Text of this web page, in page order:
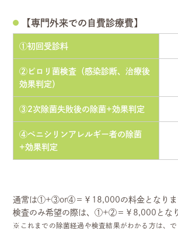
【専門外来での自費診療費】
①初回受診料
②ピロリ菌検査（感染診断、治療後
効果判定）
③2次除菌失敗後の除菌+効果判定
④ペニシリンアレルギー者の除菌
+効果判定
通常は①+③or④＝￥18,000の料金となりま
検査のみ希望の際は、①+②＝￥8,000となり
※これまでの除菌経過や検査結果がわかる方は、